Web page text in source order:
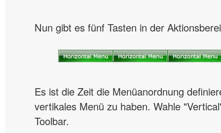
Nun gibt es fünf Tasten in der
Es ist die Zeit die Menüanordnung
vertikales Menü zu haben. Wahle
Toolbar.